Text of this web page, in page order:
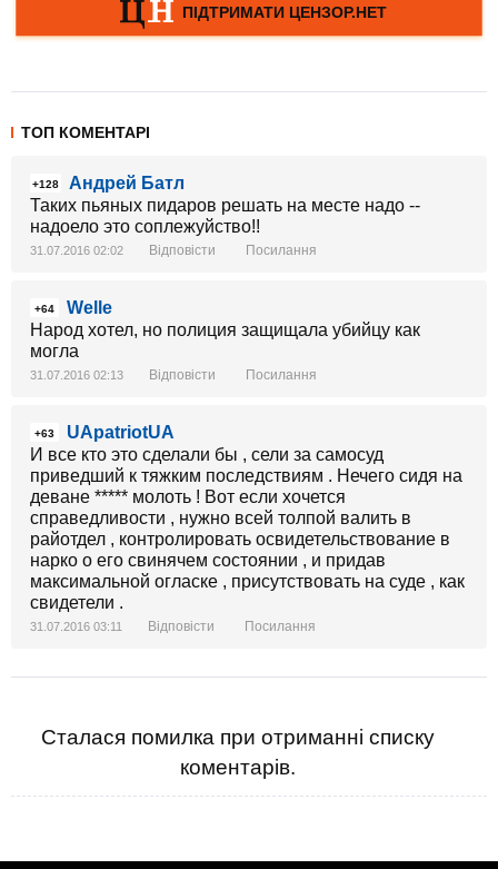
ТОП КОМЕНТАРІ
+128
Андрей Батл
Таких пьяных пидаров решать на месте надо --
надоело это соплежуйство!!
31.07.2016 02:02 Відповісти Посилання
+64
Welle
Народ хотел, но полиция защищала убийцу как
могла
31.07.2016 02:13 Відповісти Посилання
+63
UApatriotUA
И все кто это сделали бы , сели за самосуд
приведший к тяжким последствиям . Нечего сидя на
деване ***** молоть ! Вот если хочется
справедливости , нужно всей толпой валить в
райотдел , контролировать освидетельствование в
нарко о его свинячем состоянии , и придав
максимальной огласке , присутствовать на суде , как
свидетели .
31.07.2016 03:11 Відповісти Посилання
Сталася помилка при отриманні списку
коментарів.